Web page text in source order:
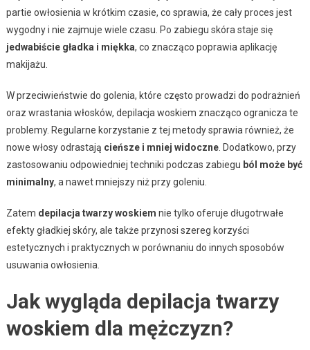
partie owłosienia w krótkim czasie, co sprawia, że cały proces jest
wygodny i nie zajmuje wiele czasu. Po zabiegu skóra staje się
jedwabiście gładka i miękka, co znacząco poprawia aplikację
makijażu.
W przeciwieństwie do golenia, które często prowadzi do podrażnień
oraz wrastania włosków, depilacja woskiem znacząco ogranicza te
problemy. Regularne korzystanie z tej metody sprawia również, że
nowe włosy odrastają cieńsze i mniej widoczne. Dodatkowo, przy
zastosowaniu odpowiedniej techniki podczas zabiegu ból może być
minimalny, a nawet mniejszy niż przy goleniu.
Zatem depilacja twarzy woskiem nie tylko oferuje długotrwałe
efekty gładkiej skóry, ale także przynosi szereg korzyści
estetycznych i praktycznych w porównaniu do innych sposobów
usuwania owłosienia.
Jak wygląda depilacja twarzy
woskiem dla mężczyzn?